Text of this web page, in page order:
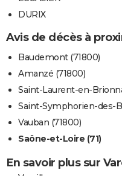
DURIX
Avis de décès à
Baudemont (71800)
Amanzé (71800)
Saint-Laurent-en-
Saint-Symphorien-des-
Vauban (71800)
Saône-et-Loire (71)
En savoir plus sur